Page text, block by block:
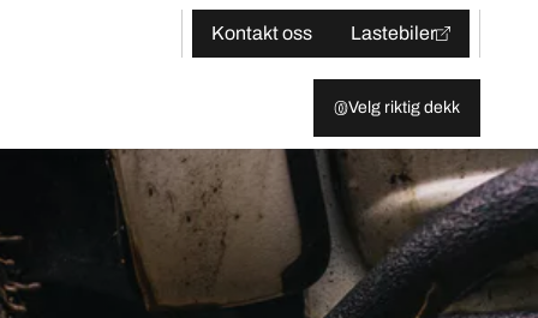
Kontakt oss Lastebiler
Velg riktig dekk